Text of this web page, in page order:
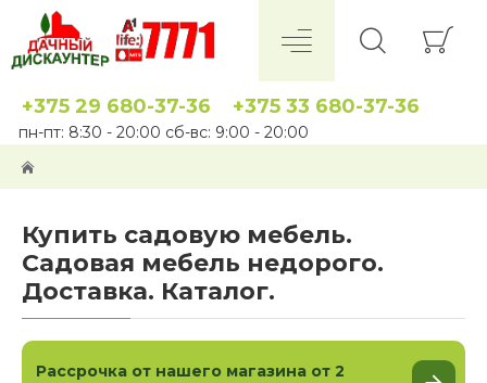
+375 29 680-37-36 +375 33 680-37-36
пн-пт: 8:30 - 20:00 сб-вс: 9:00 - 20:00
Купить садовую мебель.
Садовая мебель недорого.
Доставка. Каталог.
Рассрочка от нашего магазина от 2